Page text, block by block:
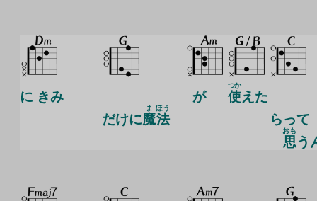
に きみ
だけに魔
ま
法
ほう
が 使
つか
えた
らって
思
おも
う